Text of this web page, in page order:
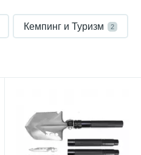
Кемпинг и Туризм 2